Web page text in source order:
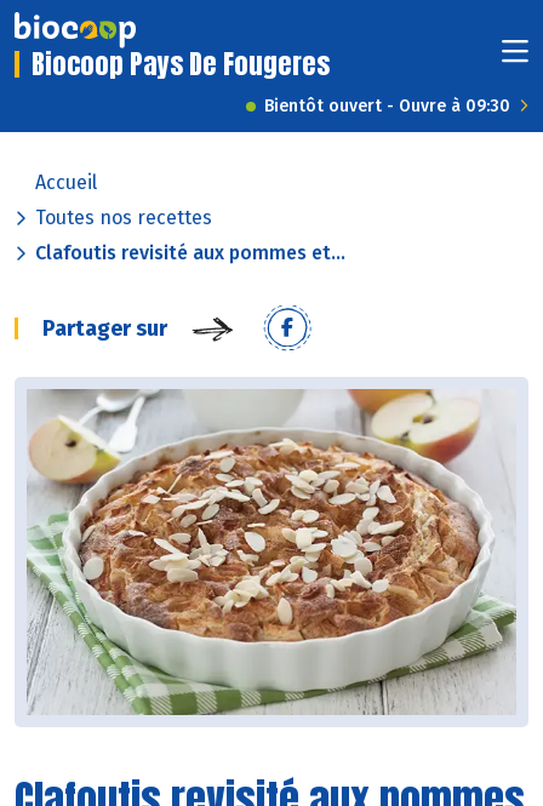
Biocoop Pays De Fougeres
Bientôt ouvert - Ouvre à 09:30
Accueil
Toutes nos recettes
Clafoutis revisité aux pommes et...
Partager sur